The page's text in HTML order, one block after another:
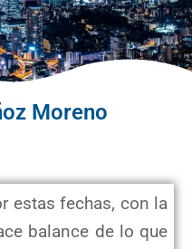
Moreno
estas fechas, con la
balance de lo que